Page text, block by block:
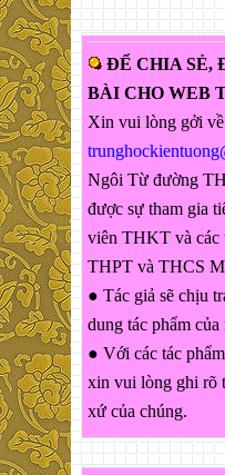
ĐỂ CHIA SẺ,
BÀI CHO WEB
Xin vui lòng gởi
Ngôi Từ đường
được sự tham gia
viên THKT và các
THPT và THCS
● Tác giả sẽ chịu
dung tác phẩm của
● Với các tác
xin vui lòng ghi rõ
xứ của chúng.